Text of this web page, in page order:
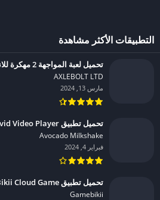
التطبيقات الأكثر مشاهدة
تحميل لعبة المواجهة 2 مهكرة للاندرويد 2024
AXLEBOLT LTD‏
مارس 13, 2024
تحميل تطبيق Provid Video Player مهكر للاندرويد 2024
Avocado Milkshake‏
فبراير 4, 2024
تحميل تطبيق Bikii Cloud Game مهكر للاندرويد 2024
Gamebikii‏